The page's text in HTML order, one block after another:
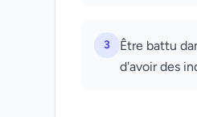
3
Être battu
d'avoir des